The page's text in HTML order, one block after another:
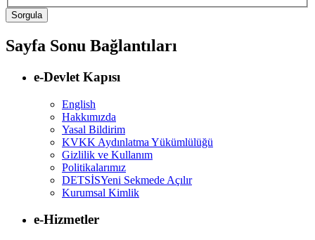
Sayfa Sonu Bağlantıları
e-Devlet Kapısı
English
Hakkımızda
Yasal Bildirim
KVKK Aydınlatma Yükümlülüğü
Gizlilik ve Kullanım
Politikalarımız
DETSİSYeni Sekmede Açılır
Kurumsal Kimlik
e-Hizmetler